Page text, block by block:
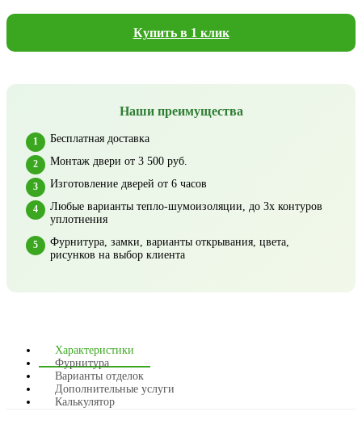
Купить в 1 клик
Наши преимущества
Бесплатная доставка
Монтаж двери от 3 500 руб.
Изготовление дверей от 6 часов
Любые варианты тепло-шумоизоляции, до 3х контуров
уплотнения
Фурнитура, замки, варианты открывания, цвета,
рисунков на выбор клиента
Характеристики
Фурнитура
Варианты отделок
Дополнительные услуги
Калькулятор